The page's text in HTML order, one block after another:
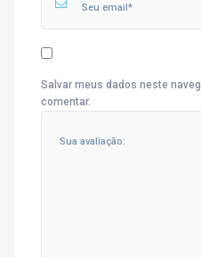
Salvar meus dados neste
comentar.